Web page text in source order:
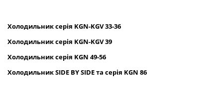
Холодильниксерія KGN-KGV33-36
Холодильник серія KGN-KGV39
Холодильник серія KGN 49-56
ХолодильникSIDE BYSIDEта серія KGN 86